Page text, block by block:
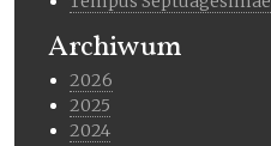
Archiwum
2026
2025
2024